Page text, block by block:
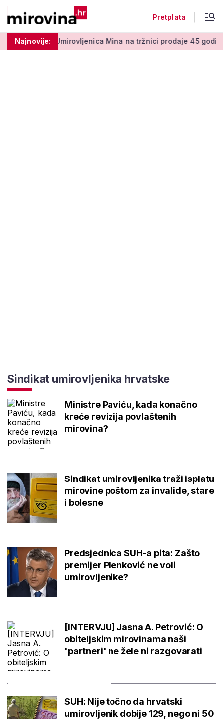
Pretplata
Najnovije:
centi Umirovljenica Mina na tržnici prodaje 45 godina:
Sindikat umirovljenika hrvatske
Ministre Paviću, kada konačno
kreće revizija povlaštenih
mirovina?
Sindikat umirovljenika traži isplatu
mirovine poštom za invalide, stare
i bolesne
Predsjednica SUH-a pita: Zašto
premijer Plenković ne voli
umirovljenike?
[INTERVJU] Jasna A. Petrović: O
obiteljskim mirovinama naši
'partneri' ne žele ni razgovarati
SUH: Nije točno da hrvatski
umirovljenik dobije 129, nego ni 50